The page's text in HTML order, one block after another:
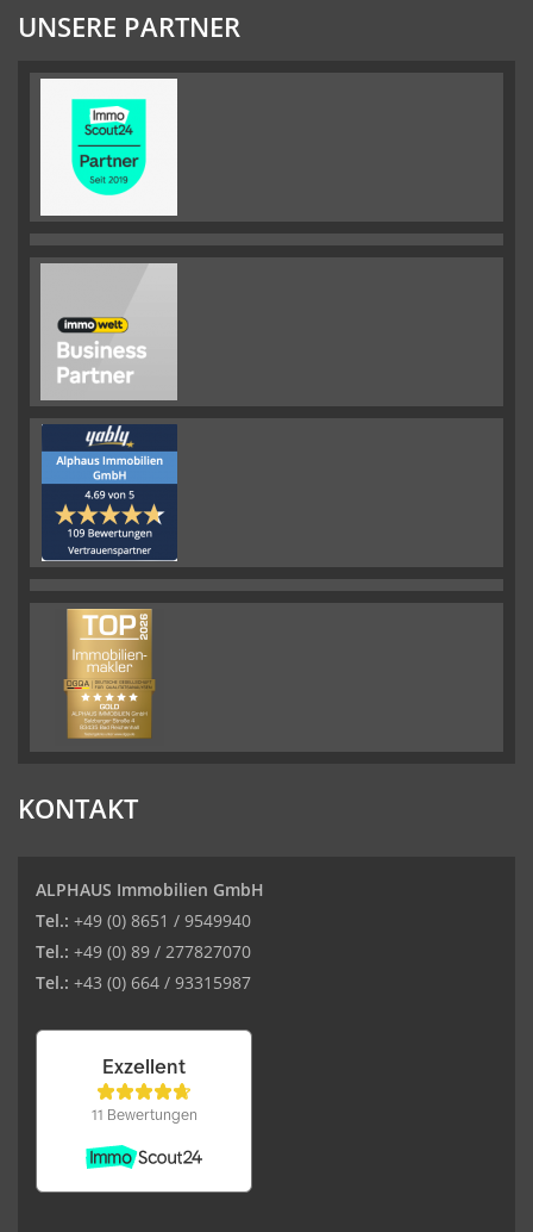
UNSERE PARTNER
KONTAKT
ALPHAUS Immobilien GmbH
Tel.: +49 (0) 8651 / 9549940
Tel.: +49 (0) 89 / 277827070
Tel.: +43 (0) 664 / 93315987